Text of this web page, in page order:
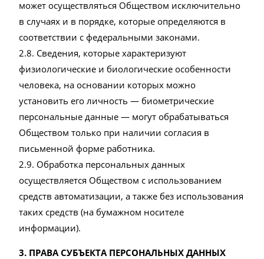
может осуществляться Обществом исключительно
в случаях и в порядке, которые определяются в
соответствии с федеральными законами.
2.8. Сведения, которые характеризуют
физиологические и биологические особенности
человека, на основании которых можно
установить его личность — биометрические
персональные данные — могут обрабатываться
Обществом только при наличии согласия в
письменной форме работника.
2.9. Обработка персональных данных
осуществляется Обществом с использованием
средств автоматизации, а также без использования
таких средств (на бумажном носителе
информации).
3. ПРАВА СУБЪЕКТА ПЕРСОНАЛЬНЫХ ДАННЫХ